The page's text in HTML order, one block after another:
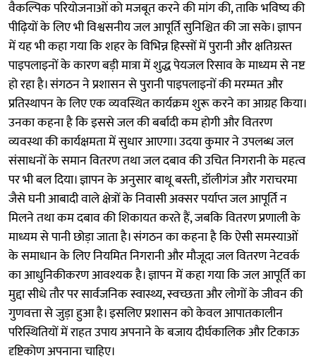
वैकल्पिक परियोजनाओं को मजबूत करने की मांग की, ताकि भविष्य की
पीढ़ियों के लिए भी विश्वसनीय जल आपूर्ति सुनिश्चित की जा सके। ज्ञापन
में यह भी कहा गया कि शहर के विभिन्न हिस्सों में पुरानी और क्षतिग्रस्त
पाइपलाइनों के कारण बड़ी मात्रा में शुद्ध पेयजल रिसाव के माध्यम से नष्ट
हो रहा है। संगठन ने प्रशासन से पुरानी पाइपलाइनों की मरम्मत और
प्रतिस्थापन के लिए एक व्यवस्थित कार्यक्रम शुरू करने का आग्रह किया।
उनका कहना है कि इससे जल की बर्बादी कम होगी और वितरण
व्यवस्था की कार्यक्षमता में सुधार आएगा। उदया कुमार ने उपलब्ध जल
संसाधनों के समान वितरण तथा जल दबाव की उचित निगरानी के महत्व
पर भी बल दिया। ज्ञापन के अनुसार बाथू बस्ती, डॉलीगंज और गराचरमा
जैसे घनी आबादी वाले क्षेत्रों के निवासी अक्सर पर्याप्त जल आपूर्ति न
मिलने तथा कम दबाव की शिकायत करते हैं, जबकि वितरण प्रणाली के
माध्यम से पानी छोड़ा जाता है। संगठन का कहना है कि ऐसी समस्याओं
के समाधान के लिए नियमित निगरानी और मौजूदा जल वितरण नेटवर्क
का आधुनिकीकरण आवश्यक है। ज्ञापन में कहा गया कि जल आपूर्ति का
मुद्दा सीधे तौर पर सार्वजनिक स्वास्थ्य, स्वच्छता और लोगों के जीवन की
गुणवत्ता से जुड़ा हुआ है। इसलिए प्रशासन को केवल आपातकालीन
परिस्थितियों में राहत उपाय अपनाने के बजाय दीर्घकालिक और टिकाऊ
दृष्टिकोण अपनाना चाहिए।